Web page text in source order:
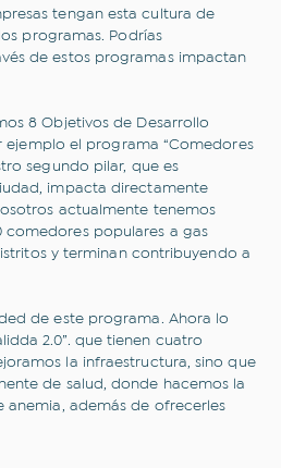
tengan esta cultura de
programas. Podrías
de estos programas impactan
8 Objetivos de Desarrollo
ejemplo el programa “Comedores
segundo pilar, que es
impacta directamente
actualmente tenemos
comedores populares a gas
y terminan contribuyendo a
de este programa. Ahora lo
2.0”. que tienen cuatro
la infraestructura, sino que
de salud, donde hacemos la
anemia, además de ofrecerles
temas te gustaría
leer?